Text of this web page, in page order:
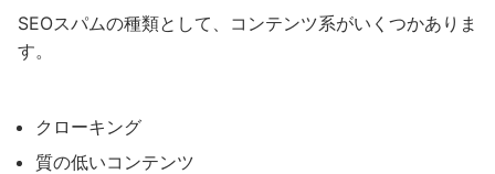
SEOスパムの種類として、コンテンツ系がいくつかありま
す。
クローキング
質の低いコンテンツ